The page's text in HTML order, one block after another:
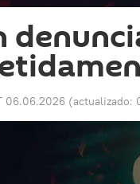
06.06.2026 (actualizado: